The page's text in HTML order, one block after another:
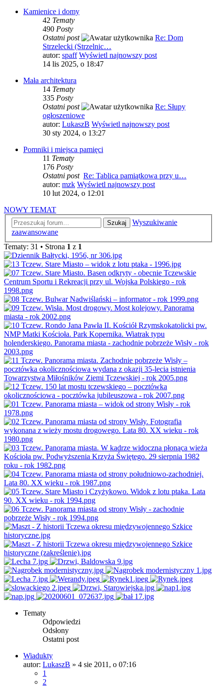
Kamienice i domy
42 Tematy
490 Posty
Ostatni post
Re: Dom
Strzelecki (Strzelnic…
autor: spaff Wyświetl najnowszy post
14 lis 2025, o 18:47
Mała architektura
14 Tematy
335 Posty
Ostatni post
Re: Słupy
ogłoszeniowe
autor: LukaszB Wyświetl najnowszy post
30 sty 2024, o 13:27
Pomniki i miejsca pamięci
11 Tematy
176 Posty
Ostatni post Re: Tablica pamiątkowa przy u…
autor: mzk Wyświetl najnowszy post
10 lut 2024, o 12:01
NOWY TEMAT
Szukaj
Wyszukiwanie
zaawansowane
Tematy: 31 • Strona 1 z 1
Tematy
Odpowiedzi
Odsłony
Ostatni post
Wiadukty
autor: LukaszB » 4 sie 2011, o 07:16
1
2